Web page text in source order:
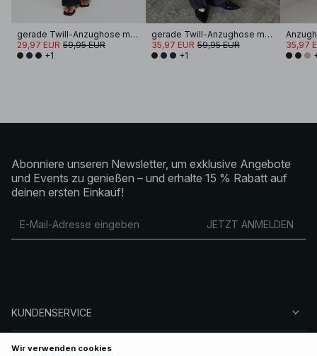
gerade Twill-Anzughose mit mittlerer Taille
29,97 EUR 59,95 EUR
+1
gerade Twill-Anzughose mit mittlerer Taille
35,97 EUR 59,95 EUR
+1
35,97
Abonniere unseren Newsletter, um exklusive Angebote
und Events zu genießen – und erhalte 15 % Rabatt auf
deinen ersten Einkauf!
JETZT ANMELDEN
KUNDENSERVICE
ÜBER NA-KD